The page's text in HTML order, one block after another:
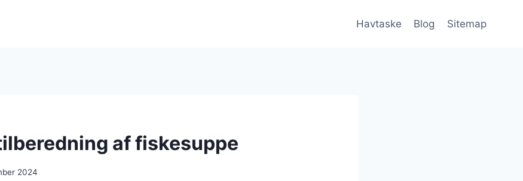
Havtaske Blog Sitemap
af fiskesuppe
2024